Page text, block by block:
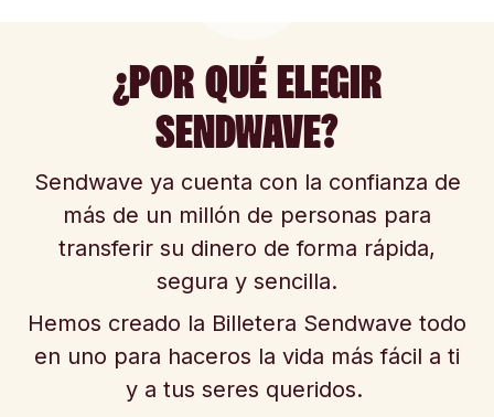
¿POR QUÉ ELEGIR
SENDWAVE?
Sendwave ya cuenta con la confianza de
más de un millón de personas para
transferir su dinero de forma rápida,
segura y sencilla.
Hemos creado la Billetera Sendwave todo
en uno para haceros la vida más fácil a ti
y a tus seres queridos.